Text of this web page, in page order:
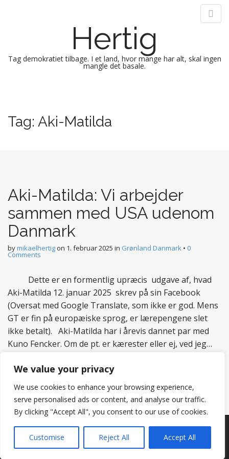
We value your privacy
We use cookies to enhance your browsing experience,
serve personalised ads or content, and analyse our traffic.
By clicking "Accept All", you consent to our use of cookies.
Customise Reject All Accept All
Hertig
Tag demokratiet tilbage. I et land, hvor mange har alt, skal ingen
mangle det basale.
i
n
p
e
n
t
Tag: Aki-Matilda
Aki-Matilda: Vi arbejder
sammen med USA udenom
Danmark
bymikaelhertigon 1. februar 2025 in Grønland Danmark • 0
Comments
Dette er en formentlig upræcis udgave af, hvad
Aki-Matilda 12. januar 2025 skrev på sin Facebook
(Oversat med Google Translate, som ikke er god. Mens
GT er fin på europæiske sprog, er lærepengene slet
ikke betalt). Aki-Matilda har i årevis dannet par med
Kuno Fencker. Om de pt. er kærester eller ej, ved jeg…
Read more
Copyright © 2026Hertig . All Rights Reserved.
The Matheson Theme by bavotasan.com.